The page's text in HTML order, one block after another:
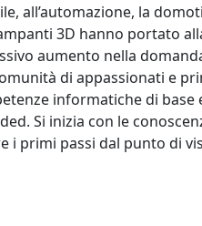
all’automazione, la
3D hanno portato
aumento nella
di appassionati e
informatiche di
Si inizia con le
i primi passi dal punto di